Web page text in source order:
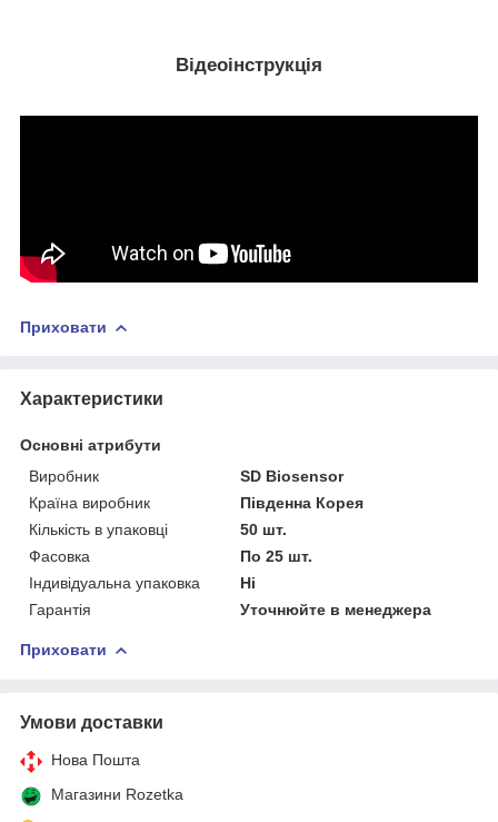
Відеоінструкція
Приховати
Характеристики
Основні атрибути
Виробник
SD Biosensor
Країна виробник
Південна Корея
Кількість в упаковці
50 шт.
Фасовка
По 25 шт.
Індивідуальна упаковка
Ні
Гарантія
Уточнюйте в менеджера
Приховати
Умови доставки
Нова Пошта
Магазини Rozetka